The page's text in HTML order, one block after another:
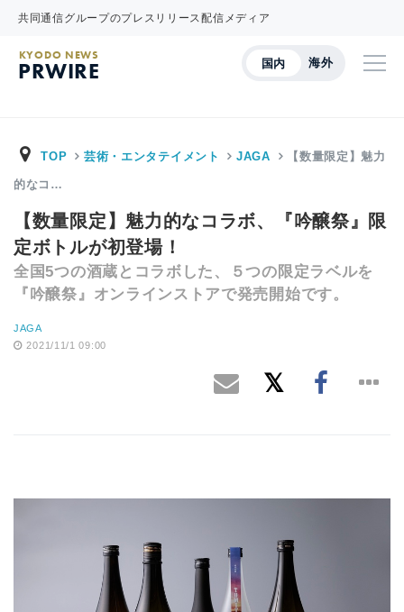
共同通信グループのプレスリリース配信メディア
国内 海外
KYODO NEWS
PRWIRE
TOP 芸術・エンタテイメント JAGA 【数量限定】魅力
的なコ…
【数量限定】魅力的なコラボ、『吟醸祭』限
定ボトルが初登場！
全国5つの酒蔵とコラボした、５つの限定ラベルを
『吟醸祭』オンラインストアで発売開始です。
JAGA
2021/11/1 09:00